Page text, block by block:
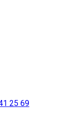
25 69